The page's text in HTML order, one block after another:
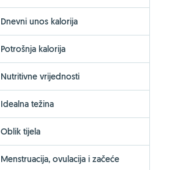
Dnevni unos kalorija
Potrošnja kalorija
Nutritivne vrijednosti
Idealna težina
Oblik tijela
Menstruacija, ovulacija i začeće